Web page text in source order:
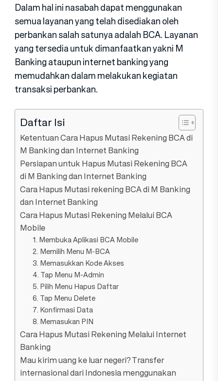
Dalam hal ini nasabah dapat menggunakan
semua layanan yang telah disediakan oleh
perbankan salah satunya adalah BCA. Layanan
yang tersedia untuk dimanfaatkan yakni M
Banking ataupun internet banking yang
memudahkan dalam melakukan kegiatan
transaksi perbankan.
Daftar Isi
Ketentuan Cara Hapus Mutasi Rekening BCA di
M Banking dan Internet Banking
Persiapan untuk Hapus Mutasi Rekening BCA
di M Banking dan Internet Banking
Cara Hapus Mutasi rekening BCA di M Banking
dan Internet Banking
Cara Hapus Mutasi Rekening Melalui BCA
Mobile
1. Membuka Aplikasi BCA Mobile
2. Memilih Menu M-BCA
3. Memasukkan Kode Akses
4. Tap Menu M-Admin
5. Pilih Menu Hapus Daftar
6. Tap Menu Delete
7. Konfirmasi Data
8. Memasukan PIN
Cara Hapus Mutasi Rekening Melalui Internet
Banking
Mau kirim uang ke luar negeri? Transfer
internasional dari Indonesia menggunakan